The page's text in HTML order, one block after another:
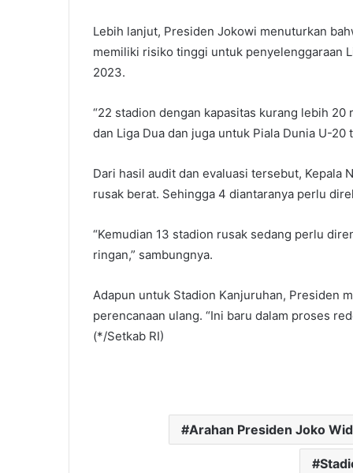
Lebih lanjut, Presiden Jokowi menuturkan
memiliki risiko tinggi untuk penyelenggaraan
2023.
“22 stadion dengan kapasitas kurang lebih
dan Liga Dua dan juga untuk Piala Dunia U-20
Dari hasil audit dan evaluasi tersebut, Kepala
rusak berat. Sehingga 4 diantaranya perlu
“Kemudian 13 stadion rusak sedang perlu
ringan,” sambungnya.
Adapun untuk Stadion Kanjuruhan, Presiden
perencanaan ulang. “Ini baru dalam proses
(*/Setkab RI)
Arahan Presiden Joko